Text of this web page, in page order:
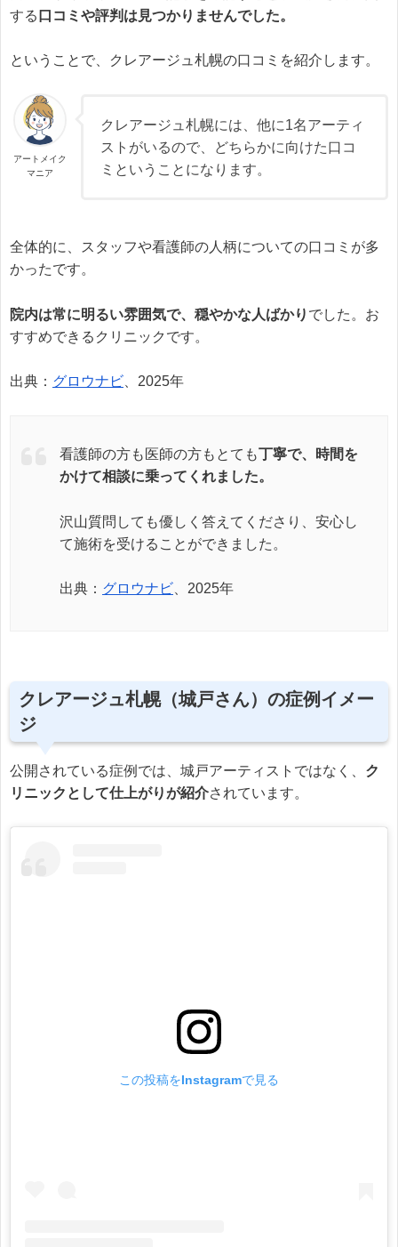
する 口コミや評判は見つかりませんでした。
ということで、クレアージュ札幌の口コミを紹介します。
アートメイク
マニア
クレアージュ札幌には、他に1名アーティ
ストがいるので、どちらかに向けた口コ
ミということになります。
全体的に、スタッフや看護師の人柄についての口コミが多
かったです。
院内は常に明るい雰囲気で、穏やかな人ばかり でした。お
すすめできるクリニックです。
出典： グロウナビ、2025年
看護師の方も医師の方もとても丁寧で、時間を
かけて相談に乗ってくれました。
沢山質問しても優しく答えてくださり、安心し
て施術を受けることができました。
出典： グロウナビ 、2025年
クレアージュ札幌（城戸さん）の症例イメー
ジ
公開されている症例では、城戸アーティストではなく、 ク
リニックとして仕上がりが紹介されています。
この投稿をInstagramで見る